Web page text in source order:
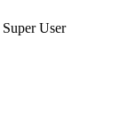
Super User